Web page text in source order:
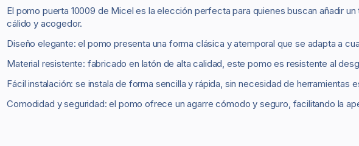
El pomo puerta 10009 de Micel es la elección perfecta para quienes buscan añadir
cálido y acogedor.
Diseño elegante: el pomo presenta una forma clásica y atemporal que se adapta a
Material resistente: fabricado en latón de alta calidad, este pomo es resistente al
Fácil instalación: se instala de forma sencilla y rápida, sin necesidad de herramientas
Comodidad y seguridad: el pomo ofrece un agarre cómodo y seguro, facilitando la